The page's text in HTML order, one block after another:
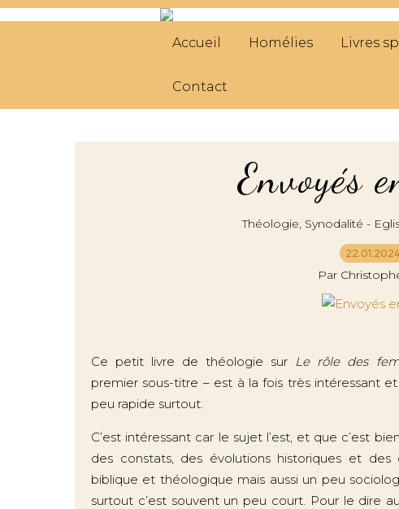
Accueil Homélies Livres
Contact
Envoyés
Théologie, Synodalité -
Par
Ce petit livre de théologie sur Le rôle des
premier sous-titre – est à la fois très intéressant
peu rapide surtout.
C’est intéressant car le sujet l’est, et que c’est
des constats, des évolutions historiques et
biblique et théologique mais aussi un peu
surtout c’est souvent un peu court. Pour le dire